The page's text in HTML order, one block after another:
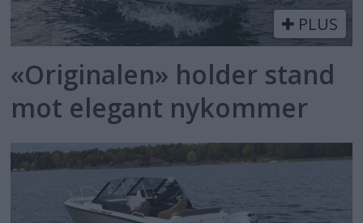
PLUS
«Originalen» holder stand
mot elegant nykommer